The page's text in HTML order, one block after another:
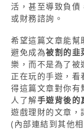
活，甚至導致負
或財務諮詢。
希望這篇文章能幫
避免成為被割的韭
樂，而不是為了被
正在玩的手遊，看
得這篇文章對你有
人了解手遊背後的
遊戲理財的文章，
(內部連結到其他